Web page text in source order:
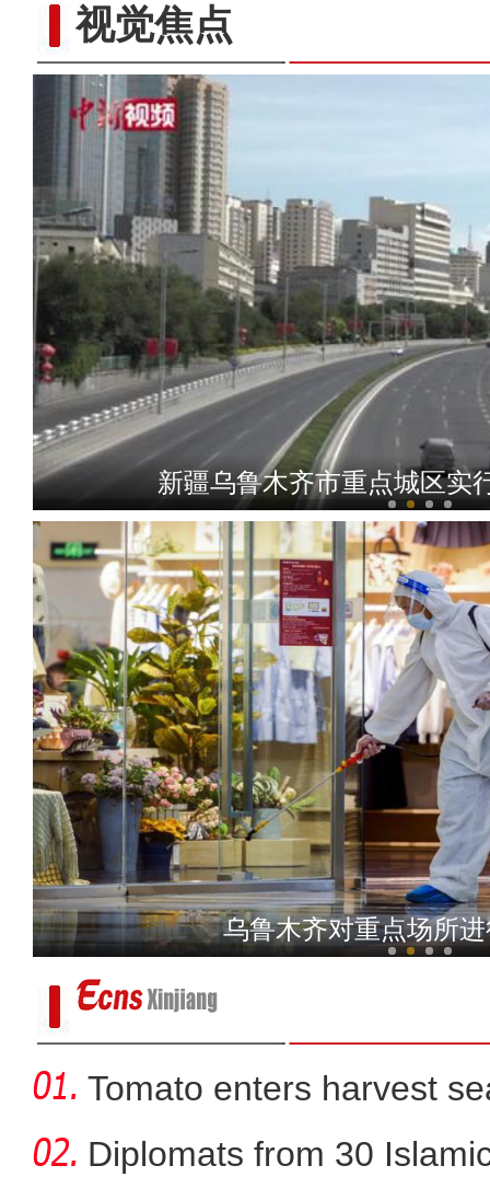
视觉焦点阿勒泰两河源：夏天是牧民
新疆乌鲁木齐市重点城区实
实拍伊犁河谷牧民机
乌鲁木齐对重点场所
Tomato enters harvest
Diplomats from 30